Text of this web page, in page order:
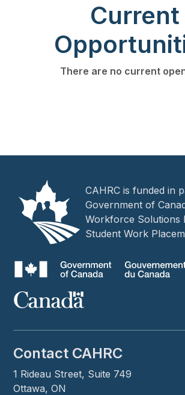
Current
There are no current
CAHRC is funded in
Government of
Workforce Solutions
Student Work
Contact CAHRC
1 Rideau Street, Suite 749
Ottawa, ON